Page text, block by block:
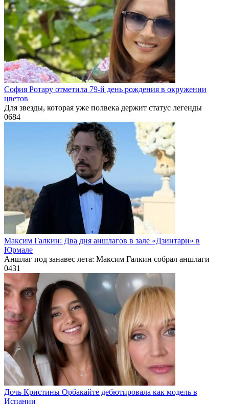
София Ротару отметила 79-й день рождения в окружении
цветов
Для звезды, которая уже полвека держит статус легенды
0684
Максим Галкин: Два дня аншлагов в зале «Дзинтари» в
Юрмале
Аншлаг под занавес лета: Максим Галкин собрал аншлаги
0431
Дочь Кристины Орбакайте дебютировала как модель в
Испании